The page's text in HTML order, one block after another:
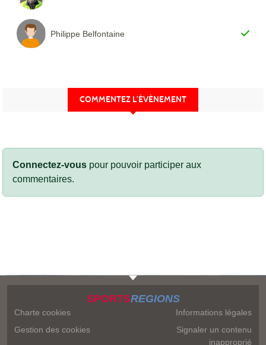
Philippe Belfontaine
COMMENTEZ L’ÉVÈNEMENT
Connectez-vous pour pouvoir participer aux
commentaires.
SPORTSREGIONS
Charte cookies
Gestion des cookies
Informations légales
Signaler un contenu
inapproprié